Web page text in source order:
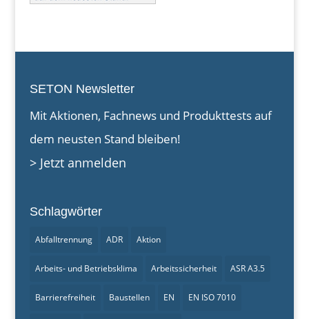
SETON Newsletter
Mit Aktionen, Fachnews und Produkttests auf
dem neusten Stand bleiben!
> Jetzt anmelden
Schlagwörter
Abfalltrennung ADR Aktion
Arbeits- und Betriebsklima Arbeitssicherheit ASR A3.5
Barrierefreiheit Baustellen EN EN ISO 7010